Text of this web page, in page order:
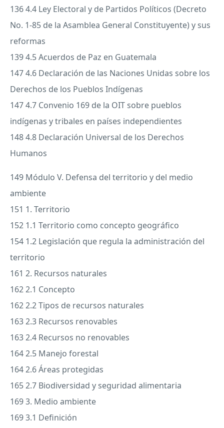
136 4.4 Ley Electoral y de Partidos Políticos (Decreto
No. 1-85 de la Asamblea General Constituyente) y sus
reformas
139 4.5 Acuerdos de Paz en Guatemala
147 4.6 Declaración de las Naciones Unidas sobre los
Derechos de los Pueblos Indígenas
147 4.7 Convenio 169 de la OITsobre pueblos
indígenas y tribales en países independientes
148 4.8 Declaración Universal de los Derechos
Humanos
149 Módulo V. Defensa del territorio y del medio
ambiente
151 1. Territorio
152 1.1 Territorio como concepto geográfico
154 1.2 Legislación que regula la administración del
territorio
161 2. Recursos naturales
162 2.1 Concepto
162 2.2 Tipos de recursos naturales
163 2.3 Recursos renovables
163 2.4 Recursos no renovables
164 2.5 Manejo forestal
164 2.6 Áreas protegidas
165 2.7 Biodiversidad y seguridad alimentaria
169 3. Medio ambiente
169 3.1 Definición